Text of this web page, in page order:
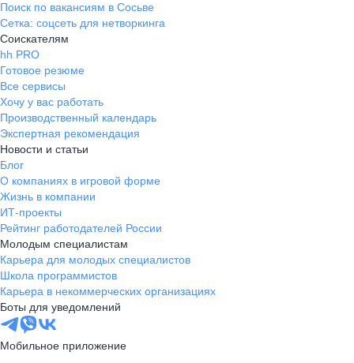
Поиск по вакансиям в Сосьве
Сетка: соцсеть для нетворкинга
Соискателям
hh PRO
Готовое резюме
Все сервисы
Хочу у вас работать
Производственный календарь
Экспертная рекомендация
Новости и статьи
Блог
О компаниях в игровой форме
Жизнь в компании
ИТ-проекты
Рейтинг работодателей России
Молодым специалистам
Карьера для молодых специалистов
Школа программистов
Карьера в некоммерческих организациях
Боты для уведомлений
Мобильное приложение